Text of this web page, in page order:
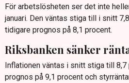
För arbetslösheten ser det inte
januari. Den väntas stiga till i snitt
tidigare prognos på 8,1 procent.
Riksbanken sänker
Inflationen väntas i snitt stiga till
prognos på 9,1 procent och